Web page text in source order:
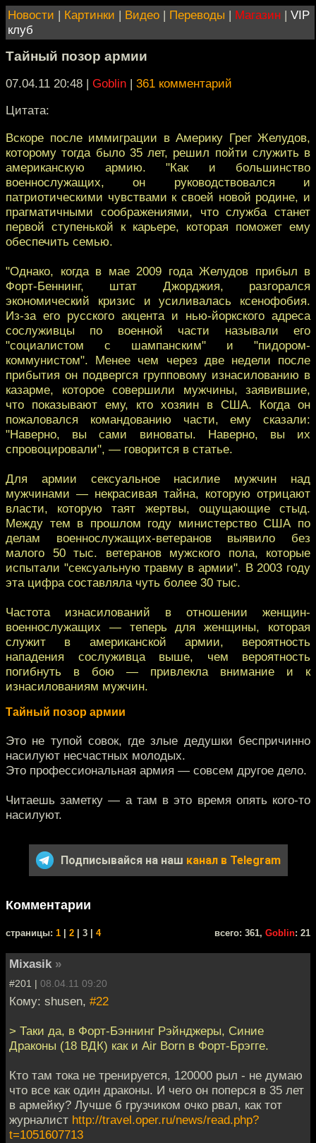
Новости | Картинки | Видео | Переводы | Магазин | VIP
клуб
Тайный позор армии
07.04.11 20:48 | Goblin | 361 комментарий
Цитата:
Вскоре после иммиграции в Америку Грег Желудов,
которому тогда было 35 лет, решил пойти служить в
американскую армию. "Как и большинство
военнослужащих, он руководствовался и
патриотическими чувствами к своей новой родине, и
прагматичными соображениями, что служба станет
первой ступенькой к карьере, которая поможет ему
обеспечить семью.
"Однако, когда в мае 2009 года Желудов прибыл в
Форт-Беннинг, штат Джорджия, разгорался
экономический кризис и усиливалась ксенофобия.
Из-за его русского акцента и нью-йоркского адреса
сослуживцы по военной части называли его
"социалистом с шампанским" и "пидором-
коммунистом". Менее чем через две недели после
прибытия он подвергся групповому изнасилованию в
казарме, которое совершили мужчины, заявившие,
что показывают ему, кто хозяин в США. Когда он
пожаловался командованию части, ему сказали:
"Наверно, вы сами виноваты. Наверно, вы их
спровоцировали", — говорится в статье.
Для армии сексуальное насилие мужчин над
мужчинами — некрасивая тайна, которую отрицают
власти, которую таят жертвы, ощущающие стыд.
Между тем в прошлом году министерство США по
делам военнослужащих-ветеранов выявило без
малого 50 тыс. ветеранов мужского пола, которые
испытали "сексуальную травму в армии". В 2003 году
эта цифра составляла чуть более 30 тыс.
Частота изнасилований в отношении женщин-
военнослужащих — теперь для женщины, которая
служит в американской армии, вероятность
нападения сослуживца выше, чем вероятность
погибнуть в бою — привлекла внимание и к
изнасилованиям мужчин.
Тайный позор армии
Это не тупой совок, где злые дедушки беспричинно
насилуют несчастных молодых.
Это профессиональная армия — совсем другое дело.
Читаешь заметку — а там в это время опять кого-то
насилуют.
Подписывайся на наш канал в Telegram
Комментарии
cтраницы: 1 2 | 3 | 4 всего: 361, Goblin: 21
Mixasik »
#201 | 08.04.11 09:20
Кому: shusen, #22
> Таки да, в Форт-Бэннинг Рэйнджеры, Синие
Драконы (18 ВДК) как и Air Born в Форт-Брэгге.
Кто там тока не тренируется, 120000 рыл - не думаю
что все как один драконы. И чего он поперся в 35 лет
в армейку? Лучше б грузчиком очко рвал, как тот
журналист http://travel.oper.ru/news/read.php?
t=1051607713